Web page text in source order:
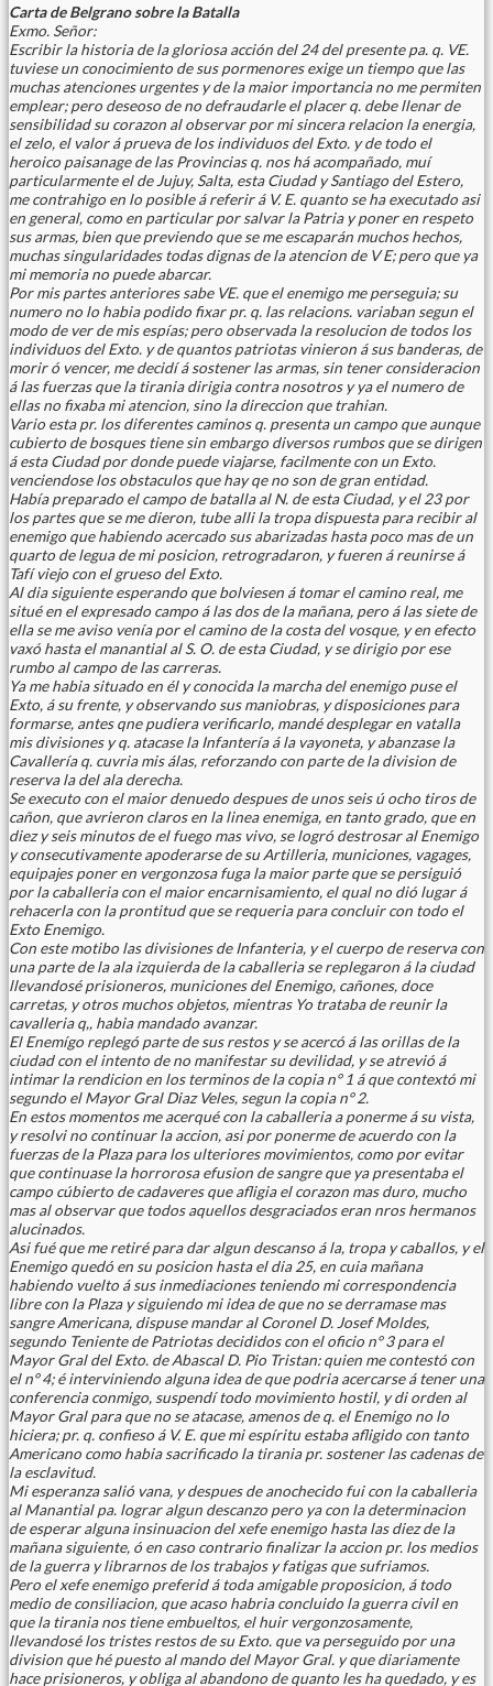
Carta de Belgrano sobre la Batalla
Exmo. Señor:
Escribir la historia de la gloriosa acción del 24 del presente pa. q. VE.
tuviese un conocimiento de sus pormenores exige un tiempo que las
muchas atenciones urgentes y de la maior importancia no me permiten
emplear; pero deseoso de no defraudarle el placer q. debe llenar de
sensibilidad su corazon al observar por mi sincera relacion la energia,
el zelo, el valor á prueva de los individuos del Exto. y de todo el
heroico paisanage de las Provincias q. nos há acompañado, muí
particularmente el de Jujuy, Salta, esta Ciudad y Santiago del Estero,
me contrahigo en lo posible á referir á V. E. quanto se ha executado asi
en general, como en particular por salvar la Patria y poner en respeto
sus armas, bien que previendo que se me escaparán muchos hechos,
muchas singularidades todas dignas de la atencion de V E; pero que ya
mi memoria no puede abarcar.
Por mis partes anteriores sabe VE. que el enemigo me perseguia; su
numero no lo habia podido fixar pr. q. las relacions. variaban segun el
modo de ver de mis espías; pero observada la resolucion de todos los
individuos del Exto. y de quantos patriotas vinieron á sus banderas, de
morir ó vencer, me decidí á sostener las armas, sin tener consideracion
á las fuerzas que la tirania dirigia contra nosotros y ya el numero de
ellas no fixaba mi atencion, sino la direccion que trahian.
Vario esta pr. los diferentes caminos q. presenta un campo que aunque
cubierto de bosques tiene sin embargo diversos rumbos que se dirigen
á esta Ciudad por donde puede viajarse, facilmente con un Exto.
venciendose los obstaculos que hay qe no son de gran entidad.
Había preparado el campo de batalla al N. de esta Ciudad, y el 23 por
los partes que se me dieron, tube alli la tropa dispuesta para recibir al
enemigo que habiendo acercado sus abarizadas hasta poco mas de un
quarto de legua de mi posicion, retrogradaron, y fueren á reunirse á
Tafí viejo con el grueso del Exto.
Al dia siguiente esperando que bolviesen á tomar el camino real, me
situé en el expresado campo á las dos de la mañana, pero á las siete de
ella se me aviso venía por el camino de la costa del vosque, y en efecto
vaxó hasta el manantial al S. O. de esta Ciudad, y se dirigio por ese
rumbo al campo de las carreras.
Ya me habia situado en él y conocida la marcha del enemigo puse el
Exto, á su frente, y observando sus maniobras, y disposiciones para
formarse, antes qne pudiera verificarlo, mandé desplegar en vatalla
mis divisiones y q. atacase la Infantería á la vayoneta, y abanzase la
Cavallería q. cuvria mis álas, reforzando con parte de la division de
reserva la del ala derecha.
Se executo con el maior denuedo despues de unos seis ú ocho tiros de
cañon, que avrieron claros en la linea enemiga, en tanto grado, que en
diez y seis minutos de el fuego mas vivo, se logró destrosar al Enemigo
y consecutivamente apoderarse de su Artilleria, municiones, vagages,
equipajes poner en vergonzosa fuga la maior parte que se persiguió
por la caballeria con el maior encarnisamiento, el qual no dió lugar á
rehacerla con la prontitud que se requeria para concluir con todo el
Exto Enemigo.
Con este motibo las divisiones de Infanteria, y el cuerpo de reserva con
una parte de la ala izquierda de la caballeria se replegaron á la ciudad
llevandosé prisioneros, municiones del Enemigo, cañones, doce
carretas, y otros muchos objetos, mientras Yo trataba de reunir la
cavalleria q,, habia mandado avanzar.
El Enemígo replegó parte de sus restos y se acercó á las orillas de la
ciudad con el intento de no manifestar su devilidad, y se atrevió á
intimar la rendicion en los terminos de la copia n° 1 á que contextó mi
segundo el Mayor Gral Diaz Veles, segun la copia n° 2.
En estos momentos me acerqué con la caballeria a ponerme á su vista,
y resolvi no continuar la accion, asi por ponerme de acuerdo con la
fuerzas de la Plaza para los ulteriores movimientos, como por evitar
que continuase la horrorosa efusion de sangre que ya presentaba el
campo cúbierto de cadaveres que afligia el corazon mas duro, mucho
mas al observar que todos aquellos desgraciados eran nros hermanos
alucinados.
Asi fué que me retiré para dar algun descanso á la, tropa y caballos, y el
Enemigo quedó en su posicion hasta el dia 25, en cuia mañana
habiendo vuelto á sus inmediaciones teniendo mi correspondencia
libre con la Plaza y siguiendo mi idea de que no se derramase mas
sangre Americana, dispuse mandar al Coronel D. Josef Moldes,
segundo Teniente de Patriotas decididos con el oficio n° 3 para el
Mayor Gral del Exto. de Abascal D. Pio Tristan: quien me contestó con
el n° 4; é interviniendo alguna idea de que podria acercarse á tener una
conferencia conmigo, suspendí todo movimiento hostil, y di orden al
Mayor Gral para que no se atacase, amenos de q. el Enemigo no lo
hiciera; pr. q. confieso á V. E. que mi espíritu estaba afligido con tanto
Americano como habia sacrificado la tirania pr. sostener las cadenas de
la esclavitud.
Mi esperanza salió vana, y despues de anochecido fui con la caballeria
al Manantial pa. lograr algun descanzo pero ya con la determinacion
de esperar alguna insinuacion del xefe enemigo hasta las diez de la
mañana siguiente, ó en caso contrario finalizar la accion pr. los medios
de la guerra y librarnos de los trabajos y fatigas que sufriamos.
Pero el xefe enemigo preferid á toda amigable proposicion, á todo
medio de consiliacion, que acaso habria concluido la guerra civil en
que la tirania nos tiene embueltos, el huir vergonzosamente,
llevandosé los tristes restos de su Exto. que va perseguido por una
division que hé puesto al mando del Mayor Gral. y que diariamente
hace prisioneros, y obliga al abandono de quanto les ha quedado, y es